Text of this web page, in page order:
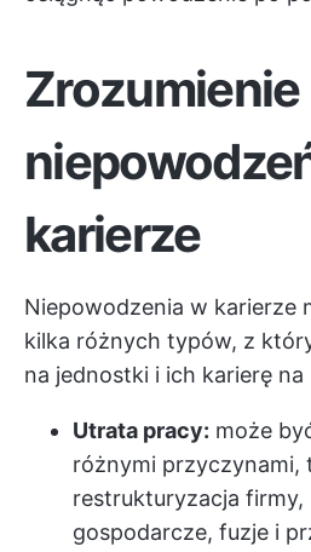
Zrozumienie
karierze
Niepowodzenia w karierze
kilka różnych typów, z
na jednostki i ich karierę
Utrata pracy: może
różnymi przyczynami,
restrukturyzacja firmy,
gospodarcze, fuzje i